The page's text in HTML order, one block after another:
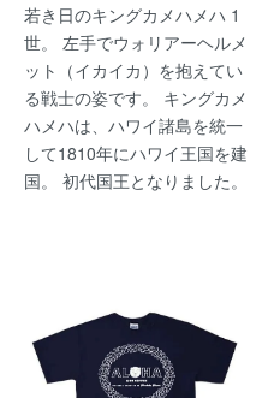
若き日のキングカメハメハ 1
世。 左手でウォリアーヘルメ
ット（イカイカ）を抱えてい
る戦士の姿です。 キングカメ
ハメハは、ハワイ諸島を統一
して1810年にハワイ王国を建
国。 初代国王となりました。